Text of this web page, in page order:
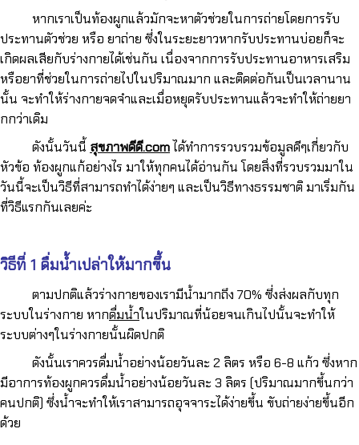
หากเราเป็นท้องผูกแล้วมักจะหาตัวช่วยในการถ่ายโดยการรับ
ประทานตัวช่วย หรือ ยาถ่าย ซึ่งในระยะยาวหากรับประทานบ่อยก็จะ
เกิดผลเสียกับร่างกายได้เช่นกัน เนื่องจากการรับประทานอาหารเสริม
หรือยาที่ช่วยในการถ่ายไปในปริมาณมาก และติดต่อกันเป็นเวลานาน
นั้น จะทำให้ร่างกายจดจำและเมื่อหยุดรับประทานแล้วจะทำให้ถ่ายยา
กกว่าเดิม
ดังนั้นวันนี้ สุขภาพดีดี.com ได้ทำการรวบรวมข้อมูลดีๆเกี่ยวกับ
หัวข้อ ท้องผูกแก้อย่างไร มาให้ทุกคนได้อ่านกัน โดยสิ่งที่รวบรวมมาใน
วันนี้จะเป็นวิธีที่สามารถทำได้ง่ายๆ และเป็นวิธีทางธรรมชาติ มาเริ่มกัน
ที่วิธีแรกกันเลยค่ะ
วิธีที่ 1 ดื่มน้ำเปล่าให้มากขึ้น
ตามปกติแล้วร่างกายของเรามีน้ำมากถึง 70% ซึ่งส่งผลกับทุก
ระบบในร่างกาย หากดื่มน้ำในปริมาณที่น้อยจนเกินไปนั้นจะทำให้
ระบบต่างๆในร่างกายนั้นผิดปกติ
ดังนั้นเราควรดื่มน้ำอย่างน้อยวันละ 2 ลิตร หรือ 6-8 แก้ว ซึ่งหาก
มีอาการท้องผูกควรดื่มน้ำอย่างน้อยวันละ 3 ลิตร (ปริมาณมากขึ้นกว่า
คนปกติ) ซึ่งน้ำจะทำให้เราสามารถอุจจาระได้ง่ายขึ้น ขับถ่ายง่ายขึ้นอีก
ด้วย